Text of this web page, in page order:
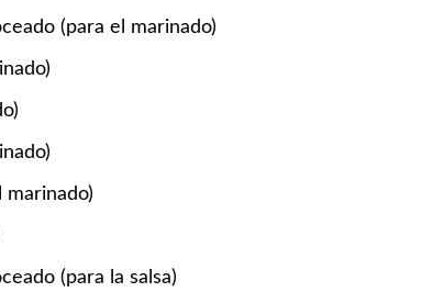
(para el marinado)
marinado)
(para la salsa)